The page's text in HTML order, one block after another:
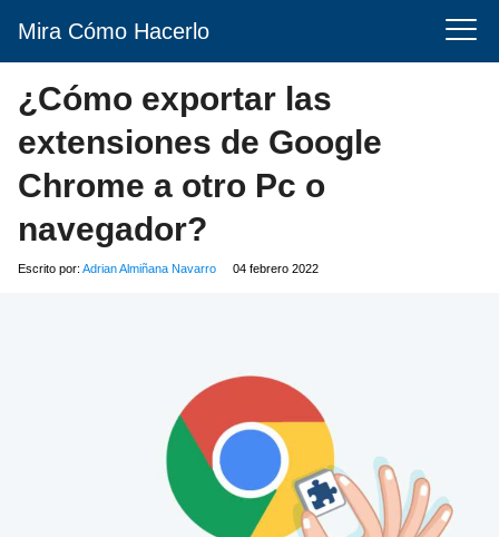
Mira Cómo Hacerlo
¿Cómo exportar las
extensiones de Google
Chrome a otro Pc o
navegador?
Escrito por: Adrian Almiñana Navarro 04 febrero 2022